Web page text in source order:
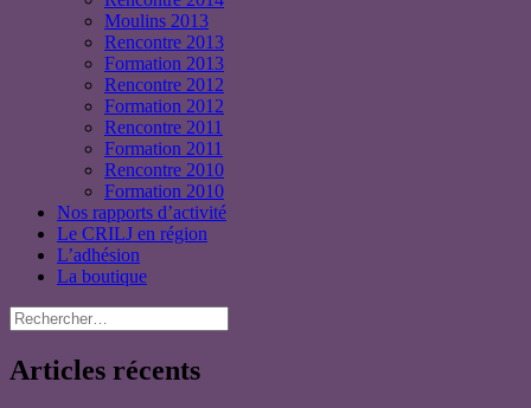
Moulins 2013
Rencontre 2013
Formation 2013
Rencontre 2012
Formation 2012
Rencontre 2011
Formation 2011
Rencontre 2010
Formation 2010
Nos rapports d’activité
Le CRILJ en région
L’adhésion
La boutique
Rechercher :
Articles récents